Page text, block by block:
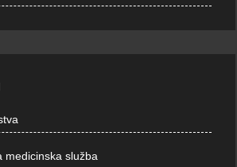
medicinska služba